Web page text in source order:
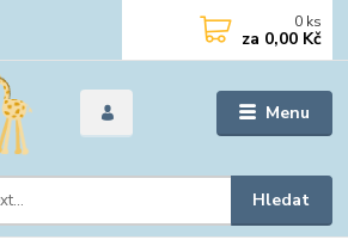
Menu
Hledat
0 ks
za 0,00 Kč